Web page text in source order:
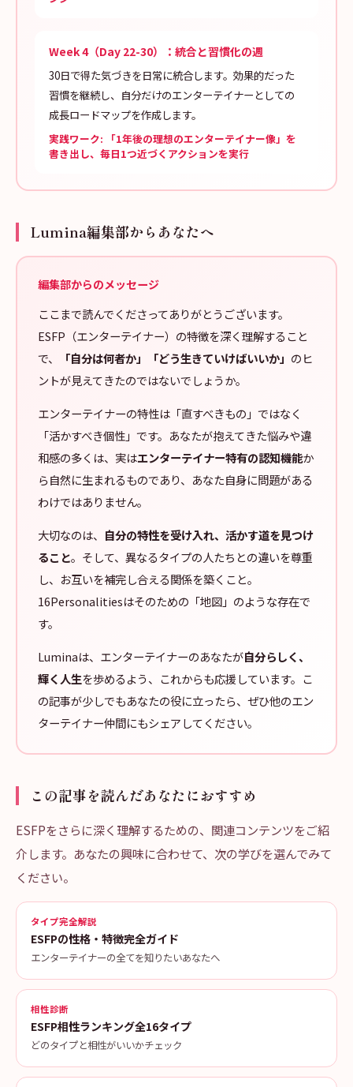
Week 4（Day 22-30）：統合と習慣化の週
30日で得た気づきを日常に統合します。効果的だった
習慣を継続し、自分だけのエンターテイナーとしての
成長ロードマップを作成します。
実践ワーク: 「1年後の理想のエンターテイナー像」を
書き出し、毎日1つ近づくアクションを実行
Lumina編集部からあなたへ
編集部からのメッセージ
ここまで読んでくださってありがとうございます。
ESFP（エンターテイナー）の特徴を深く理解すること
で、
「自分は何者か」「どう生きていけばいいか」 のヒ
ントが見えてきたのではないでしょうか。
エンターテイナーの特性は「直すべきもの」ではなく
「活かすべき個性」です。あなたが抱えてきた悩みや違
和感の多くは、実はエンターテイナー特有の認知機能か
ら自然に生まれるものであり、あなた自身に問題がある
わけではありません。
大切なのは、 自分の特性を受け入れ、活かす道を見つけ
ること。そして、異なるタイプの人たちとの違いを尊重
し、お互いを補完し合える関係を築くこと。
16Personalitiesはそのための「地図」のような存在で
す。
Luminaは、エンターテイナーのあなたが自分らしく、
輝く人生を歩めるよう、これからも応援しています。こ
の記事が少しでもあなたの役に立ったら、ぜひ他のエン
ターテイナー仲間にもシェアしてください。
この記事を読んだあなたにおすすめ
ESFPをさらに深く理解するための、関連コンテンツをご紹
介します。あなたの興味に合わせて、次の学びを選んでみて
ください。
タイプ完全解説
ESFPの性格・特徴完全ガイド
エンターテイナーの全てを知りたいあなたへ
相性診断
ESFP相性ランキング全16タイプ
どのタイプと相性がいいかチェック